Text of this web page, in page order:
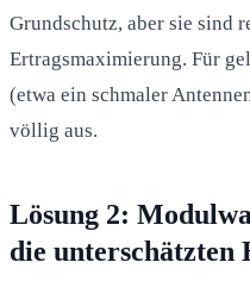
Grundschutz, aber sie sind
Ertragsmaximierung. Für
(etwa ein schmaler
völlig aus.
Lösung 2:
die unterschätzten